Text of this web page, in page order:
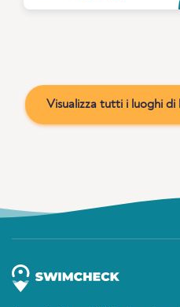
Visualizza tutti i luoghi di